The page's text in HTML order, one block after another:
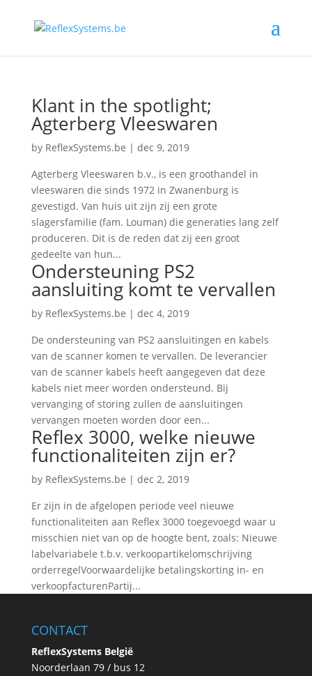
Klant in the spotlight;
Agterberg Vleeswaren
by ReflexSystems.be | dec 9, 2019
Agterberg Vleeswaren b.v., is een groothandel in
vleeswaren die sinds 1972 in Zwanenburg is
gevestigd. Van huis uit zijn zij een grote
slagersfamilie (fam. Louman) die generaties lang zelf
produceren. Dit is de reden dat zij een groot
gedeelte van hun...
Ondersteuning PS2
aansluiting komt te vervallen
by ReflexSystems.be | dec 4, 2019
De ondersteuning van PS2 aansluitingen en kabels
van de scanner komen te vervallen. De leverancier
van de scanner kabels heeft aangegeven dat deze
kabels niet meer worden ondersteund. Bij
vervanging of storing zullen de aansluitingen
vervangen moeten worden door een...
Reflex 3000, welke nieuwe
functionaliteiten zijn er?
by ReflexSystems.be | dec 2, 2019
Er zijn in de afgelopen periode veel nieuwe
functionaliteiten aan Reflex 3000 toegevoegd waar u
misschien niet van op de hoogte bent, zoals: Nieuwe
labelvariabele t.b.v. verkoopartikelomschrijving
orderregelVoorwaardelijke betalingskorting in- en
verkoopfacturenPartij...
CONTACT
ReflexSystems België
Noorderlaan 79 / bus 12